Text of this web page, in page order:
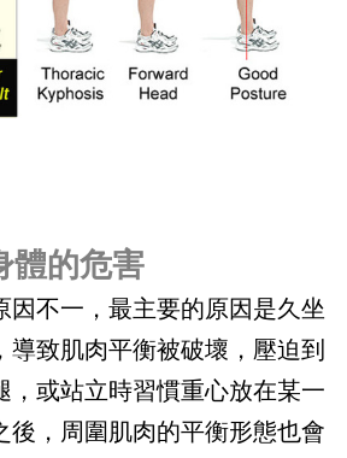
體的危害
因不一，最主要的原因是久坐
導致肌肉平衡被破壞，壓迫到
，或站立時習慣重心放在某一
後，周圍肌肉的平衡形態也會